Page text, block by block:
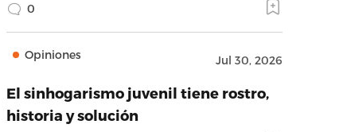
0
Opiniones Jul 30, 2026
El sinhogarismo juvenil tiene rostro,
historia y solución